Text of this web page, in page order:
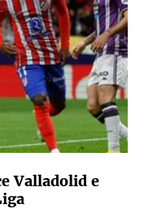
Valladolid e